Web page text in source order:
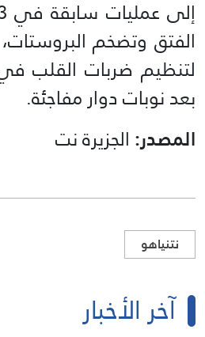
الفتق وتضخم
بعد نوبات دوار مفاجئة.
المصدر: الجزيرة نت
نتنياهو
آخر الأخبار